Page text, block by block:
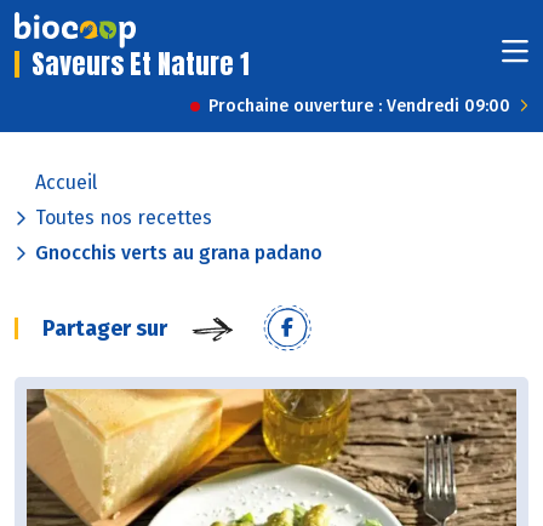
Saveurs Et Nature 1
Prochaine ouverture : Vendredi 09:00
Accueil
Toutes nos recettes
Gnocchis verts au grana padano
Partager sur